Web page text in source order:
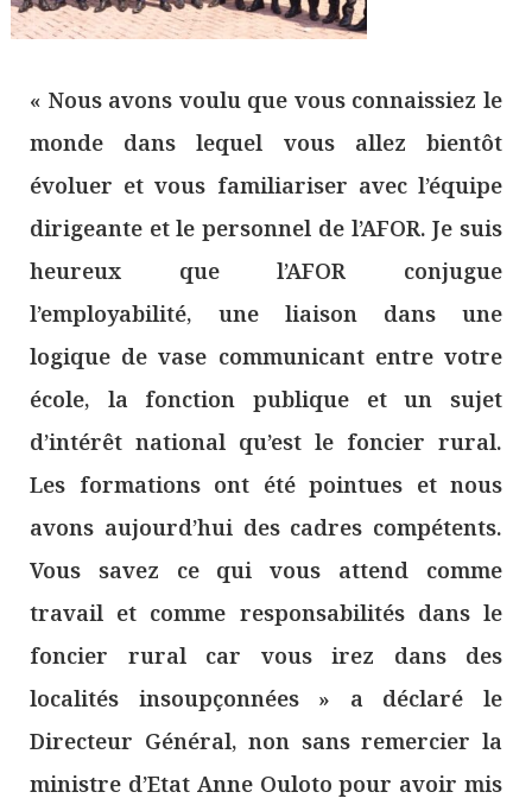
« Nous avons voulu que vous connaissiez le
monde dans lequel vous allez bientôt
évoluer et vous familiariser avec l’équipe
dirigeante et le personnel de l’AFOR. Je suis
heureux que l’AFOR conjugue
l’employabilité, une liaison dans une
logique de vase communicant entre votre
école, la fonction publique et un sujet
d’intérêt national qu’est le foncier rural.
Les formations ont été pointues et nous
avons aujourd’hui des cadres compétents.
Vous savez ce qui vous attend comme
travail et comme responsabilités dans le
foncier rural car vous irez dans des
localités insoupçonnées » a déclaré le
Directeur Général, non sans remercier la
ministre d’Etat Anne Ouloto pour avoir mis